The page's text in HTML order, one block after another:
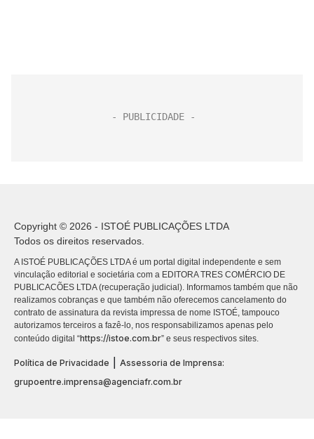
Copyright © 2026 - ISTOÉ PUBLICAÇÕES LTDA
Todos os direitos reservados.
A ISTOÉ PUBLICAÇÕES LTDA é um portal digital independente e sem
vinculação editorial e societária com a EDITORA TRES COMÉRCIO DE
PUBLICACÕES LTDA (recuperação judicial). Informamos também que não
realizamos cobranças e que também não oferecemos cancelamento do
contrato de assinatura da revista impressa de nome ISTOÉ, tampouco
autorizamos terceiros a fazê-lo, nos responsabilizamos apenas pelo
conteúdo digital “https://istoe.com.br” e seus respectivos sites.
Política de Privacidade
Assessoria de Imprensa:
grupoentre.imprensa@agenciafr.com.br